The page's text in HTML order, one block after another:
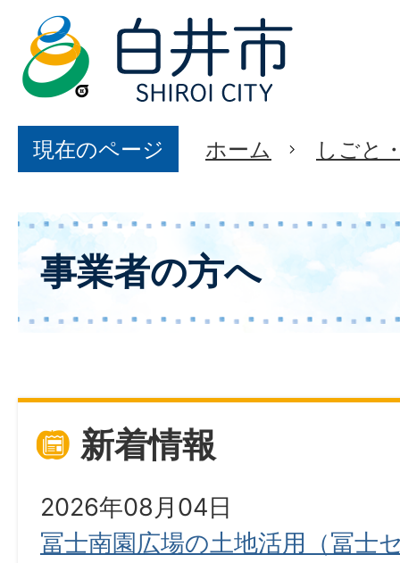
現在のページ ホーム しごと
事業者の方へ
新着情報
2026年08月04日
冨士南園広場の土地活用（冨士